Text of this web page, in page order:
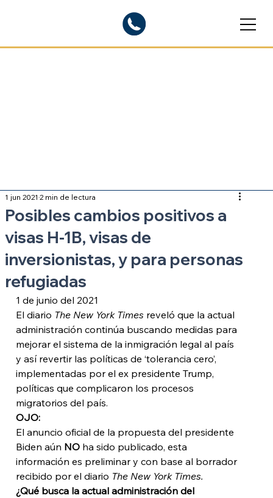
Posibles cambios positivos a
visas H-1B, visas de
inversionistas, y para personas
refugiadas
1 jun 2021 2 min de lectura
1 de junio del 2021
El diario The New York Times reveló que la actual
administración continúa buscando medidas para
mejorar el sistema de la inmigración legal al país
y así revertir las políticas de ‘tolerancia cero’,
implementadas por el ex presidente Trump,
políticas que complicaron los procesos
migratorios del país.
OJO:
El anuncio oficial de la propuesta del presidente
Biden aún NO ha sido publicado, esta
información es preliminar y con base al borrador
recibido por el diario The New York Times.
¿Qué busca la actual administración del